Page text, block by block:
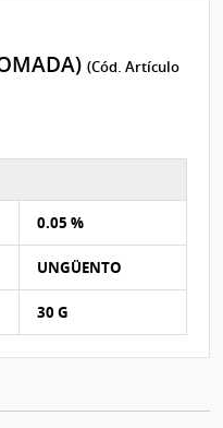
(Cód. Artículo
0.05 %
UNGÜENTO
30 G